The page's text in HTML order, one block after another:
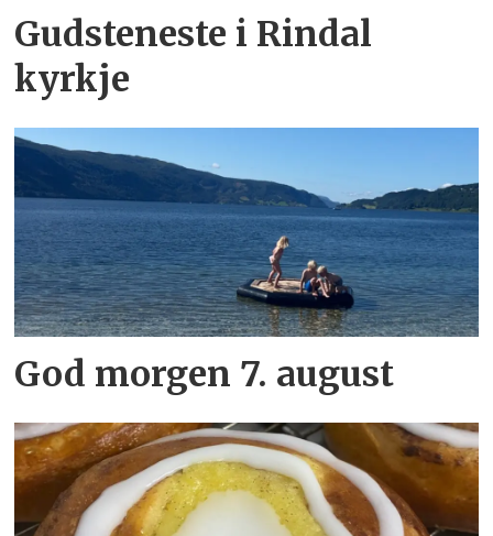
Gudsteneste i Rindal
kyrkje
God morgen 7. august